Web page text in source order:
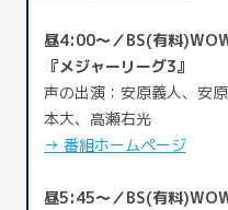
昼4:00～／BS(有料
『メジャーリーグ3』
声の出演：安原義人、安
本大、高瀬右光
→ 番組ホームページ
昼5:45～／BS(有料